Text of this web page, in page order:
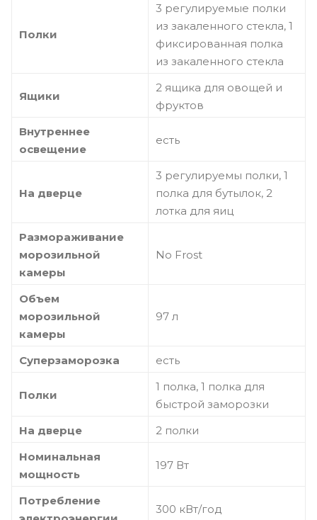
Полки
3 регулируемые полки
из закаленного стекла, 1
фиксированная полка
из закаленного стекла
Ящики
2 ящика для овощей и
фруктов
Внутреннее
освещение
есть
На дверце
3 регулируемы полки, 1
полка для бутылок, 2
лотка для яиц
Размораживание
морозильной
камеры
No Frost
Объем
морозильной
камеры
97 л
Суперзаморозка есть
Полки
1 полка, 1 полка для
быстрой заморозки
На дверце
2 полки
Номинальная
мощность
197 Вт
Потребление
300 кВт/год